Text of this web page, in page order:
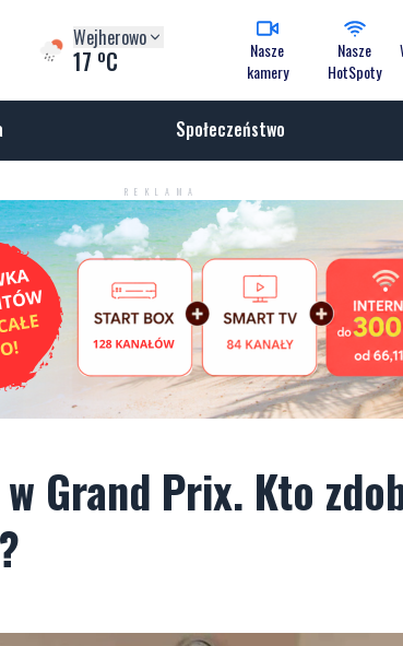
Wejherowo
17 oC
Nasze
kamery
Nasze
HotSpoty
Społeczeństwo
REKLAMA
Grand Prix. Kto